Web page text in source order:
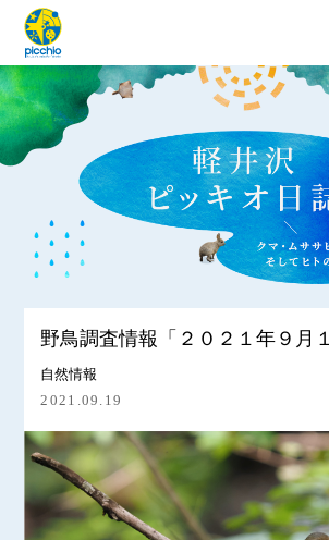
野鳥調査情報「２０２１年９月
自然情報
2021.09.19